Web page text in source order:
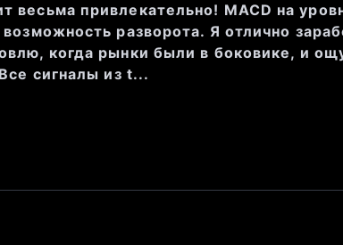
сильных
том, что актив находится
весьма привлекательно! MACD на
разворота. Я отлично
когда рынки были в боковике, и
сигналы из t...